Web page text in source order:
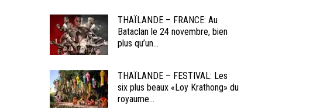
THAÏLANDE – FRANCE: Au
Bataclan le 24 novembre, bien
plus qu’un...
THAÏLANDE – FESTIVAL: Les
six plus beaux «Loy Krathong» du
royaume...